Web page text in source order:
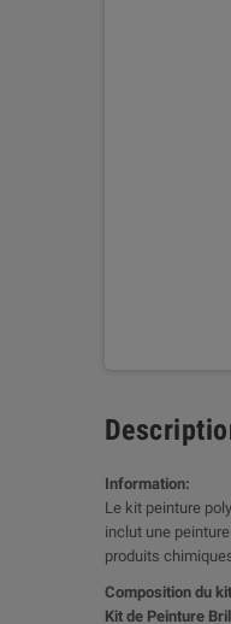
Information:
Le kit peinture
inclut une
produits
Composition du
Kit de Peinture